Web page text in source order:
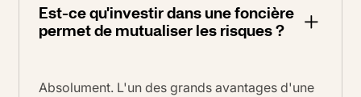
Est-ce qu'investir dans une foncière
permet de mutualiser les risques ?
Absolument. L'un des grands avantages d'une